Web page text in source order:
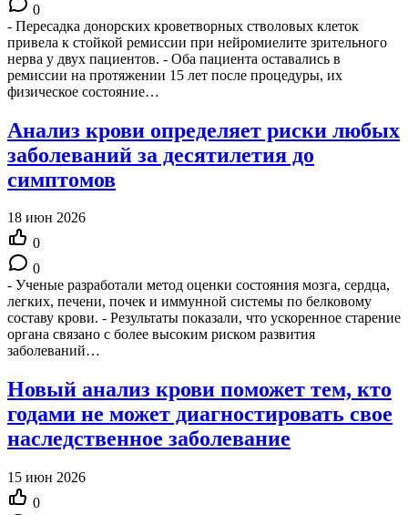
0
- Пересадка донорских кроветворных стволовых клеток
привела к стойкой ремиссии при нейромиелите зрительного
нерва у двух пациентов. - Оба пациента оставались в
ремиссии на протяжении 15 лет после процедуры, их
физическое состояние…
Анализ крови определяет риски любых
заболеваний за десятилетия до
симптомов
18 июн 2026
0
0
- Ученые разработали метод оценки состояния мозга, сердца,
легких, печени, почек и иммунной системы по белковому
составу крови. - Результаты показали, что ускоренное старение
органа связано с более высоким риском развития
заболеваний…
Новый анализ крови поможет тем, кто
годами не может диагностировать свое
наследственное заболевание
15 июн 2026
0